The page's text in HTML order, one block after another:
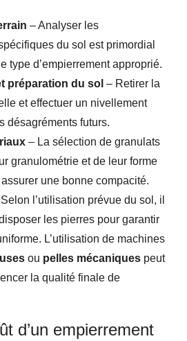
– Analyser les
du sol est primordial
type d’empierrement approprié.
préparation du sol – Retirer la
et effectuer un nivellement
désagréments futurs.
– La sélection de granulats
granulométrie et de leur forme
une bonne compacité.
l’utilisation prévue du sol, il
les pierres pour garantir
L’utilisation de machines
ou pelles mécaniques peut
la qualité finale de
d’un empierrement